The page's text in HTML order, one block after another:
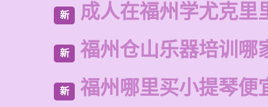
新 成人在福州学尤克里
新 福州仓山乐器培训哪
新 福州哪里买小提琴便